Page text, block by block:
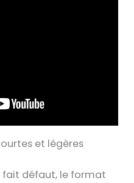
et légères
fait défaut, le format